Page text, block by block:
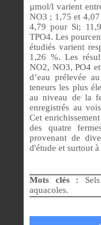
µmol/l varient
NO3 ; 1,75 et
4,79 pour Si;
TPO4. Les
étudiés varient
1,26 %.Les
NO2, NO3, PO4
d’eau prélevée
teneurs les plus
au niveau de la
enregistrés au
Cet
des quatre
provenant de
d'étude et surtout
Mots clés :
aquacoles.